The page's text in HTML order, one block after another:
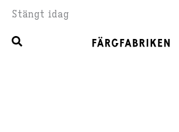
till
innehåll
Stängt idag